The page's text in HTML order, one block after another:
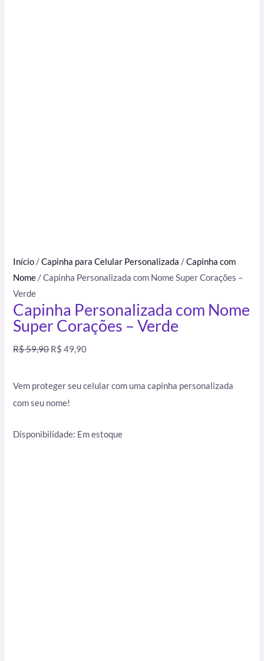
Início /Capinha para Celular Personalizada /Capinha com
Nome / Capinha Personalizada com Nome Super Corações –
Verde
Capinha Personalizada com Nome
Super Corações – Verde
R$59,90 R$ 49,90
Vem proteger seu celular com uma capinha personalizada
com seu nome!
Disponibilidade: Em estoque